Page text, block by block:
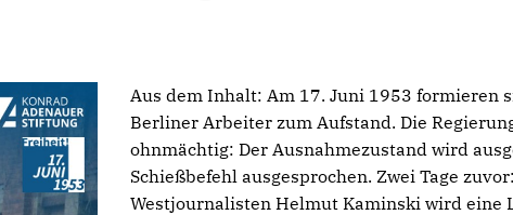
Aus dem Inhalt: Am 17. Juni 1953 formieren
Berliner Arbeiter zum Aufstand. Die
ohnmächtig: Der Ausnahmezustand wird
Schießbefehl ausgesprochen. Zwei Tage
Westjournalisten Helmut Kaminski wird eine